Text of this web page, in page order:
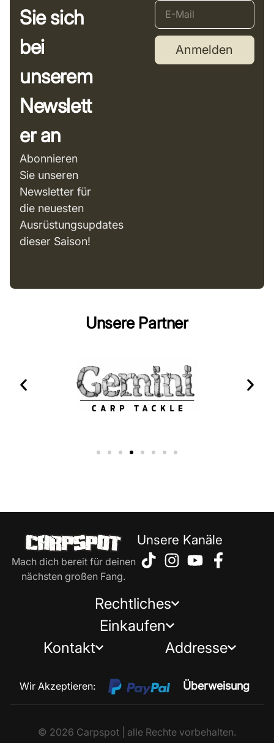
Sie sich
bei
unserem
Newslett
er an
Abonnieren
Sie unseren
Newsletter für
die neuesten
Ausrüstungsupdates
dieser Saison!
Anmelden
Unsere Partner
Mach dich bereit für deinen
nächsten großen Fang.
Unsere Kanäle
Rechtliches
Einkaufen
Kontakt
Addresse
Wir Akzeptieren: Überweisung
© 2026 Carpspot | alle Rechte vorbehalten.